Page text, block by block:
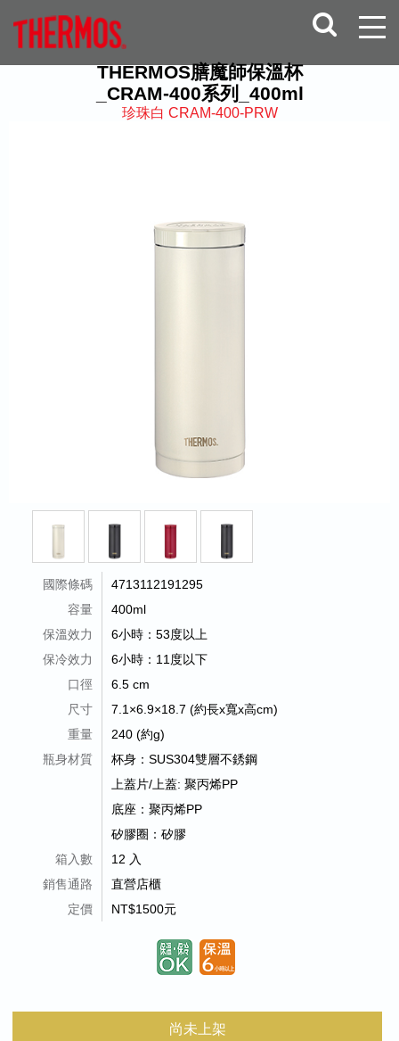
THERMOS膳魔師保溫杯
_CRAM-400系列_400ml
珍珠白 CRAM-400-PRW
國際條碼
4713112191295
容量
400ml
保溫效力
6小時：53度以上
保冷效力
6小時：11度以下
口徑
6.5 cm
尺寸
7.1×6.9×18.7 (約長x寬x高cm)
重量
240 (約g)
瓶身材質
杯身：SUS304雙層不銹鋼
上蓋片/上蓋: 聚丙烯PP
底座：聚丙烯PP
矽膠圈：矽膠
箱入數
12 入
銷售通路
直營店櫃
定價
NT$1500元
尚未上架